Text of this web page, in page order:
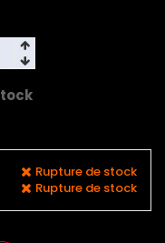
Rupture de stock
Rupture de stock